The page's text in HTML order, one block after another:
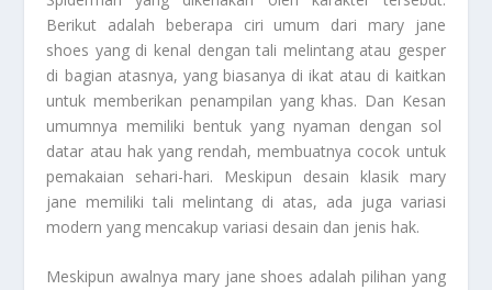
Berikut adalah beberapa ciri umum dari mary jane
shoes yang di kenal dengan tali melintang atau gesper
di bagian atasnya, yang biasanya di ikat atau di kaitkan
untuk memberikan penampilan yang khas. Dan Kesan
umumnya memiliki bentuk yang nyaman dengan sol
datar atau hak yang rendah, membuatnya cocok untuk
pemakaian sehari-hari. Meskipun desain klasik mary
jane memiliki tali melintang di atas, ada juga variasi
modern yang mencakup variasi desain dan jenis hak.
Meskipun awalnya mary jane shoes adalah pilihan yang